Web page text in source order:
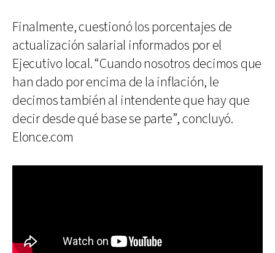
Finalmente, cuestionó los porcentajes de
actualización salarial informados por el
Ejecutivo local. “Cuando nosotros decimos que
han dado por encima de la inflación, le
decimos también al intendente que hay que
decir desde qué base se parte”, concluyó.
Elonce.com